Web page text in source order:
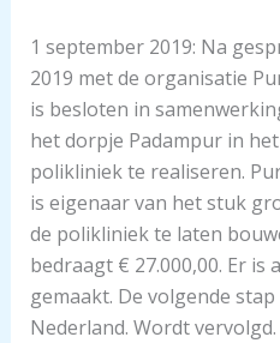
1 september 2019: Na
2019 met de organisatie
is besloten in
het dorpje Padampur in
polikliniek te realiseren.
is eigenaar van het stuk
de polikliniek te laten
bedraagt € 27.000,00. Er
gemaakt. De volgende
Nederland. Wordt vervolgd.